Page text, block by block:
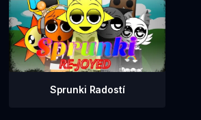
Sprunki Radostí